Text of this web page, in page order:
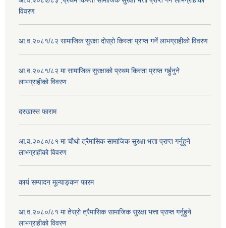
विवरण
आ.व.२०८१/८२ सामाजिक सुरक्षा दोस्रो किस्ता प्राप्त गर्ने लाभग्राहीको विवरण
आ.व.२०८१/८२ मा सामाजिक सुरक्षाको प्रथम किस्ता प्राप्त गर्हुनुने
लाभग्राहीको विवरण
दरखास्त फाराम
आ.व.२०८०/८१ मा चौथो त्रैमासिक सामाजिक सुरक्षा भत्ता प्राप्त गर्नुहुने
लाभग्राहीको विवरण
कार्य सम्पादन मूल्याङ्कन फारम
आ.व.२०८०/८१ मा तेस्रो त्रैमासिक सामाजिक सुरक्षा भत्ता प्राप्त गर्नुहुने
लाभग्राहीको विवरण